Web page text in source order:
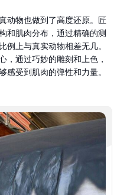
动物也做到了高度还原。匠
和肌肉分布，通过精确的测
例上与真实动物相差无几。
，通过巧妙的雕刻和上色，
感受到肌肉的弹性和力量。